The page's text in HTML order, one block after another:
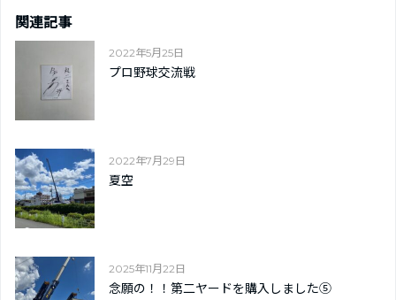
関連記事
2022年5月25日
プロ野球交流戦
2022年7月29日
夏空
2025年11月22日
念願の！！第二ヤードを購入しました⑤